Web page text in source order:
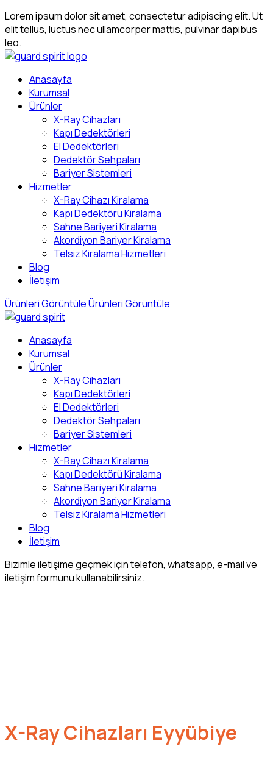
Lorem ipsum dolor sit amet, consectetur adipiscing elit. Ut
elit tellus, luctus nec ullamcorper mattis, pulvinar dapibus
leo.
Anasayfa
Kurumsal
Ürünler
X-Ray Cihazları
Kapı Dedektörleri
El Dedektörleri
Dedektör Sehpaları
Bariyer Sistemleri
Hizmetler
X-Ray Cihazı Kiralama
Kapı Dedektörü Kiralama
Sahne Bariyeri Kiralama
Akordiyon Bariyer Kiralama
Telsiz Kiralama Hizmetleri
Blog
İletişim
Ürünleri GörüntüleÜrünleri Görüntüle
Anasayfa
Kurumsal
Ürünler
X-Ray Cihazları
Kapı Dedektörleri
El Dedektörleri
Dedektör Sehpaları
Bariyer Sistemleri
Hizmetler
X-Ray Cihazı Kiralama
Kapı Dedektörü Kiralama
Sahne Bariyeri Kiralama
Akordiyon Bariyer Kiralama
Telsiz Kiralama Hizmetleri
Blog
İletişim
Bizimle iletişime geçmek için telefon, whatsapp, e-mail ve
iletişim formunu kullanabilirsiniz.
X-Ray Cihazları Eyyübiye